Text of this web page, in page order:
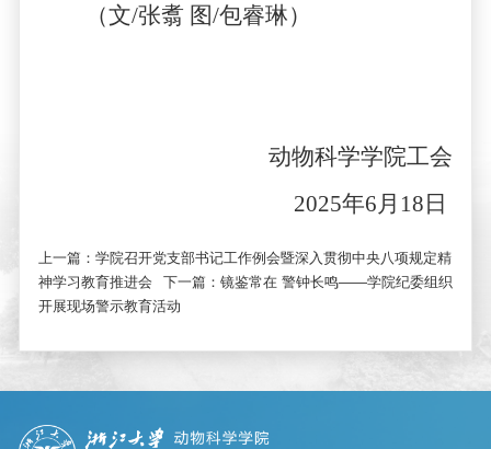
（文/张翥 图/包睿琳）
动物科学学院工会
2025年6 月 18 日
上一篇： 学院召开党支部书记工作例会暨深入贯彻中央八项规定精
神学习教育推进会
下一篇： 镜鉴常在 警钟长鸣——学院纪委组织
开展现场警示教育活动